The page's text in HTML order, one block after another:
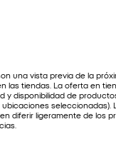
una vista previa de la
las tiendas. La oferta en
y disponibilidad de
seleccionadas).
diferir ligeramente de los